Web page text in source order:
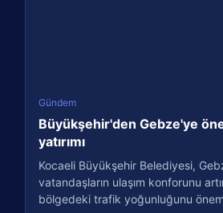
Gündem
Büyükşehir'den Gebze'ye
yatırımı
Kocaeli Büyükşehir Belediyesi,
vatandaşların ulaşım konforunu
bölgedeki trafik yoğunluğunu